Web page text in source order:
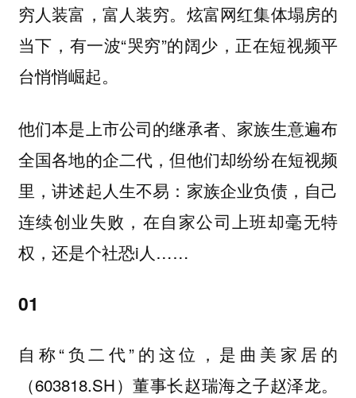
穷人装富，富人装穷。炫富网红集体塌房的
当下，有一波“哭穷”的阔少，正在短视频平
台悄悄崛起。
他们本是上市公司的继承者、家族生意遍布
全国各地的企二代，但他们却纷纷在短视频
里，讲述起人生不易： 家族企业负债，自己
连续创业失败，在自家公司上班却毫无特
权，还是个社恐i人……
01
自称“负二代”的这位，是曲美家居的
（603818.SH）董事长赵瑞海之子赵泽龙。